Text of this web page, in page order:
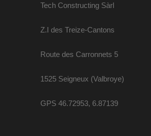
Tech Constructing Sàrl
Z.I des Treize-Cantons
Route des Carronnets 5
1525 Seigneux (Valbroye)
GPS 46.72953, 6.87139